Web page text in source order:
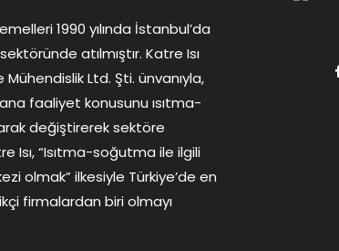
1990 yılında İstanbul’da
atılmıştır. Katre Isı
Ltd. Şti. ünvanıyla,
ana faaliyet konusunu ısıtma-
değiştirerek sektöre
Isı, “Isıtma-soğutma ile ilgili
olmak” ilkesiyle Türkiye’de en
firmalardan biri olmayı